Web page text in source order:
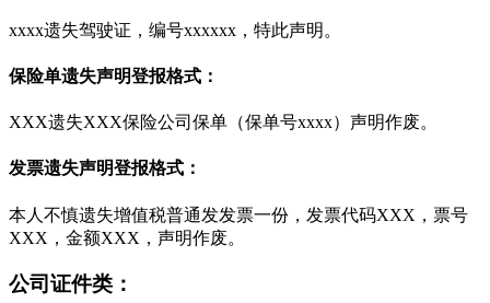
xxxx遗失驾驶证，编号xxxxxx，特此声明。
保险单遗失声明登报格式：
XXX遗失XXX保险公司保单（保单号xxxx）声明作废。
发票遗失声明登报格式：
本人不慎遗失增值税普通发发票一份，发票代码XXX，票号
XXX，金额XXX，声明作废。
公司证件类：